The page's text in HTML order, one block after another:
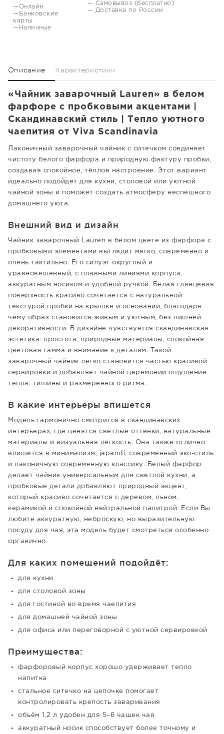
—Онлайн
—Банковские
карты
—Наличные
— Самовывоз (бесплатно)
— Доставка по России
Описание Характеристики
«Чайник заварочный Lauren» в белом
фарфоре с пробковыми акцентами |
Скандинавский стиль | Тепло уютного
чаепития от Viva Scandinavia
Лаконичный заварочный чайник с ситечком соединяет
чистоту белого фарфора и природную фактуру пробки,
создавая спокойное, тёплое настроение. Этот вариант
идеально подойдет для кухни, столовой или уютной
чайной зоны и поможет создать атмосферу неспешного
домашнего уюта.
Внешний вид и дизайн
Чайник заварочный Lauren в белом цвете из фарфора с
пробковыми элементами выглядит мягко, современно и
очень тактильно. Его силуэт округлый и
уравновешенный, с плавными линиями корпуса,
аккуратным носиком и удобной ручкой. Белая глянцевая
поверхность красиво сочетается с натуральной
текстурой пробки на крышке и основании, благодаря
чему образ становится живым и уютным, без лишней
декоративности. В дизайне чувствуется скандинавская
эстетика: простота, природные материалы, спокойная
цветовая гамма и внимание к деталям. Такой
заварочный чайник легко становится частью красивой
сервировки и добавляет чайной церемонии ощущение
тепла, тишины и размеренного ритма.
В какие интерьеры впишется
Модель гармонично смотрится в скандинавских
интерьерах, где ценятся светлые оттенки, натуральные
материалы и визуальная лёгкость. Она также отлично
впишется в минимализм, japandi, современный эко-стиль
и лаконичную современную классику. Белый фарфор
делает чайник универсальным для светлой кухни, а
пробковые детали добавляют природный акцент,
который красиво сочетается с деревом, льном,
керамикой и спокойной нейтральной палитрой. Если Вы
любите аккуратную, неброскую, но выразительную
посуду для чая, эта модель будет смотреться особенно
органично.
Для каких помещений подойдёт:
для кухни
для столовой зоны
для гостиной во время чаепития
для домашней чайной зоны
для офиса или переговорной с уютной сервировкой
Преимущества:
фарфоровый корпус хорошо удерживает тепло
напитка
стальное ситечко на цепочке помогает
контролировать крепость заваривания
объём 1,2 л удобен для 5–6 чашек чая
аккуратный носик способствует более точному и